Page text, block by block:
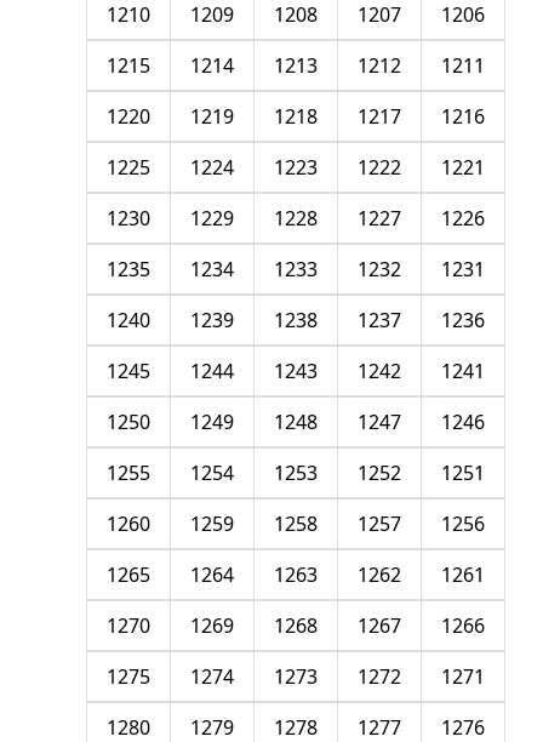
1206
1207
1208
1209
1210
1211
1212
1213
1214
1215
1216
1217
1218
1219
1220
1221
1222
1223
1224
1225
1226
1227
1228
1229
1230
1231
1232
1233
1234
1235
1236
1237
1238
1239
1240
1241
1242
1243
1244
1245
1246
1247
1248
1249
1250
1251
1252
1253
1254
1255
1256
1257
1258
1259
1260
1261
1262
1263
1264
1265
1266
1267
1268
1269
1270
1271
1272
1273
1274
1275
1276
1277
1278
1279
1280